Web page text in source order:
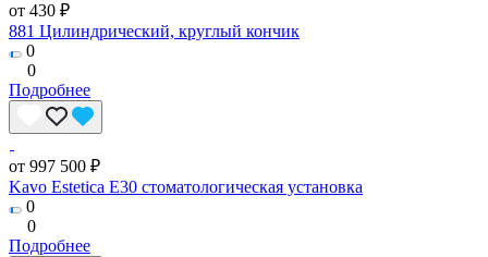
от 430 ₽
881 Цилиндрический, круглый кончик
0
0
Подробнее
от 997 500 ₽
Kavo Estetica E30 стоматологическая установка
0
0
Подробнее